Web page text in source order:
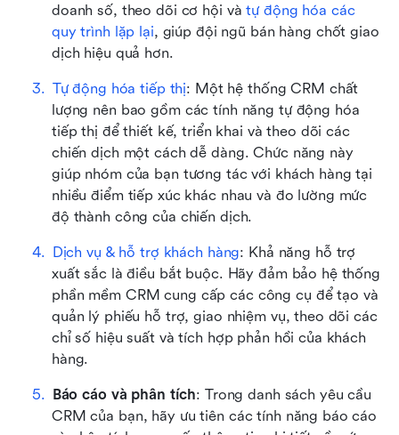
doanh số, theo dõi cơ hội và tự động hóa các
quy trình lặp lại, giúp đội ngũ bán hàng chốt giao
dịch hiệu quả hơn.
Tự động hóa tiếp thị: Một hệ thống CRM chất
lượng nên bao gồm các tính năng tự động hóa
tiếp thị để thiết kế, triển khai và theo dõi các
chiến dịch một cách dễ dàng. Chức năng này
giúp nhóm của bạn tương tác với khách hàng tại
nhiều điểm tiếp xúc khác nhau và đo lường mức
độ thành công của chiến dịch.
Dịch vụ & hỗ trợ khách hàng: Khả năng hỗ trợ
xuất sắc là điều bắt buộc. Hãy đảm bảo hệ thống
phần mềm CRM cung cấp các công cụ để tạo và
quản lý phiếu hỗ trợ, giao nhiệm vụ, theo dõi các
chỉ số hiệu suất và tích hợp phản hồi của khách
hàng.
Báo cáo và phân tích: Trong danh sách yêu cầu
CRM của bạn, hãy ưu tiên các tính năng báo cáo